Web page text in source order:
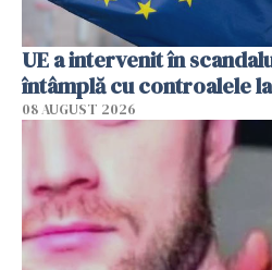
UE a intervenit în
întâmplă cu controalele
08 AUGUST 2026